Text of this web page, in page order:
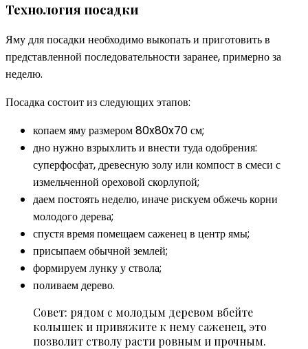
Технология посадки
Яму для посадки необходимо выкопать и приготовить в
представленной последовательности заранее, примерно за
неделю.
Посадка состоит из следующих этапов:
копаем яму размером 80x80x70 см;
дно нужно взрыхлить и внести туда одобрения:
суперфосфат, древесную золу или компост в смеси с
измельченной ореховой скорлупой;
даем постоять неделю, иначе рискуем обжечь корни
молодого дерева;
спустя время помещаем саженец в центр ямы;
присыпаем обычной землей;
формируем лунку у ствола;
поливаем дерево.
Совет: рядом с молодым деревом вбейте
колышек и привяжите к нему саженец, это
позволит стволу расти ровным и прочным.